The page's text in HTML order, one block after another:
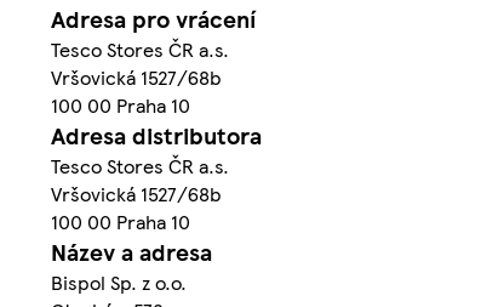
Adresa pro vrácení
Tesco Stores ČR a.s.
Vršovická 1527/68b
100 00 Praha 10
Adresa distributora
Tesco Stores ČR a.s.
Vršovická 1527/68b
100 00 Praha 10
Název a adresa
Bispol Sp. z o.o.